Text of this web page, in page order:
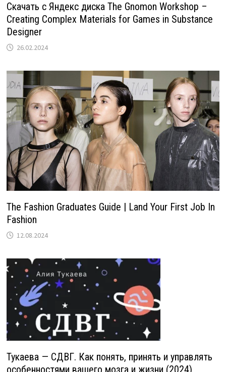
Скачать с Яндекс диска The Gnomon Workshop –
Creating Complex Materials for Games in Substance
Designer
26.02.2024
The Fashion Graduates Guide | Land Your First Job In
Fashion
12.08.2024
Тукаева — СДВГ. Как понять, принять и управлять
особенностями вашего мозга и жизни (2024)